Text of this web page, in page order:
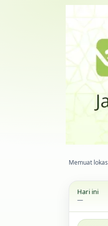
Memuat
Hari ini
—